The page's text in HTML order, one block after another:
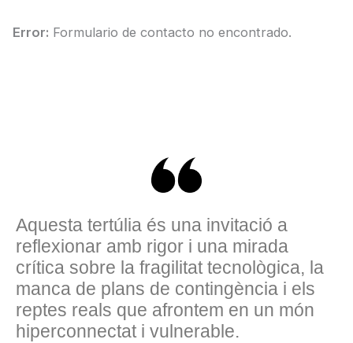
Error: Formulario de contacto no encontrado.
Aquesta tertúlia és una invitació a
reflexionar amb rigor i una mirada
crítica sobre la fragilitat tecnològica, la
manca de plans de contingència i els
reptes reals que afrontem en un món
hiperconnectat i vulnerable.